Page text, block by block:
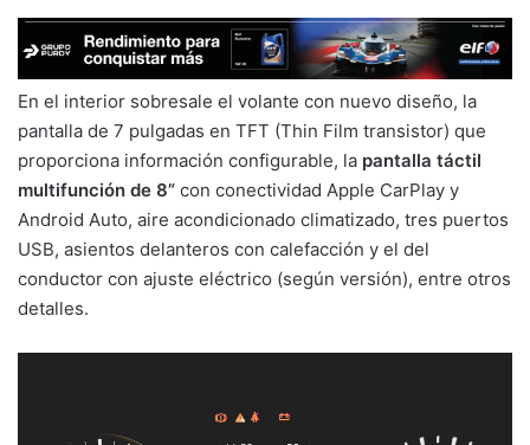
En el interior sobresale el volante con nuevo diseño, la
pantalla de 7 pulgadas en TFT (Thin Film transistor) que
proporciona información configurable, la pantalla táctil
multifunción de 8” con conectividad Apple CarPlay y
Android Auto, aire acondicionado climatizado, tres puertos
USB, asientos delanteros con calefacción y el del
conductor con ajuste eléctrico (según versión), entre otros
detalles.